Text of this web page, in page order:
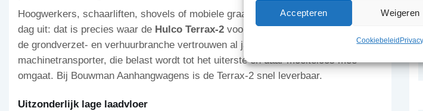
Accepteren Weigeren
Cookiebeleid
Hoogwerkers, schaarliften, shovels of mobiele graafmachines vervoeren, dag in
dag uit: dat is precies waar de Hulco Terrax-2 voor gebouwd is. Professionals in
de grondverzet- en verhuurbranche vertrouwen al jaren op deze
machinetransporter, die belast wordt tot het uiterste en daar moeiteloos mee
omgaat. Bij Bouwman Aanhangwagens is de Terrax-2 snel leverbaar.
Uitzonderlijk lage laadvloer